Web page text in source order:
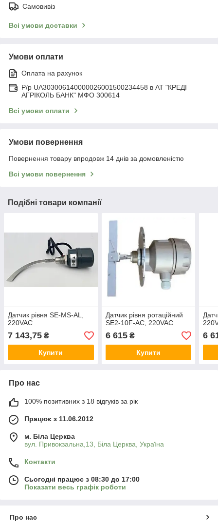
Самовивіз
Всі умови доставки
Умови оплати
Оплата на рахунок
Р/р UA303006140000026001500234458 в АТ "КРЕДІ
АГРІКОЛЬ БАНК" МФО 300614
Всі умови оплати
Умови повернення
Повернення товару впродовж 14 днів за домовленістю
Всі умови повернення
Подібні товари компанії
Датчик рівня SE-MS-AL,
220VAC
7 143,75 ₴
Купити
Датчик рівня ротаційний
SE2-10F-AC, 220VAC
6 615₴
Купити
6
Про нас
100% позитивних з 18 відгуків за рік
Працює з 11.06.2012
м. Біла Церква
вул. Привокзальна,13, Біла Церква, Україна
Контакти
Сьогодні працює з 08:30 до 17:00
Показати весь графік роботи
Про нас